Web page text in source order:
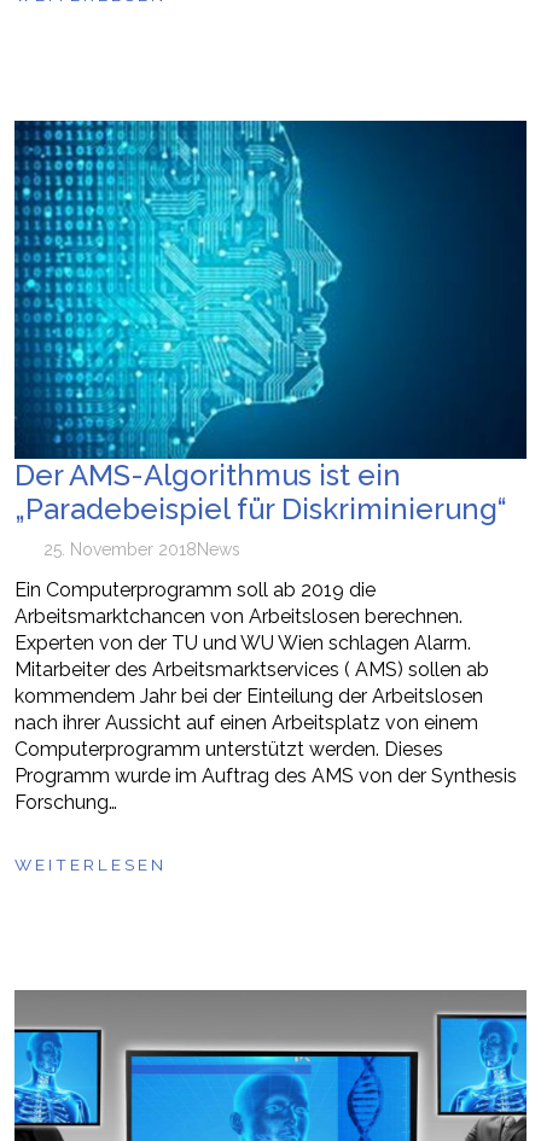
Der AMS-Algorithmus ist ein
„Paradebeispiel für Diskriminierung“
25. November 2018News
Ein Computerprogramm soll ab 2019 die
Arbeitsmarktchancen von Arbeitslosen berechnen.
Experten von der TU und WU Wien schlagen Alarm.
Mitarbeiter des Arbeitsmarktservices ( AMS) sollen ab
kommendem Jahr bei der Einteilung der Arbeitslosen
nach ihrer Aussicht auf einen Arbeitsplatz von einem
Computerprogramm unterstützt werden. Dieses
Programm wurde im Auftrag des AMS von der Synthesis
Forschung…
WEITERLESEN